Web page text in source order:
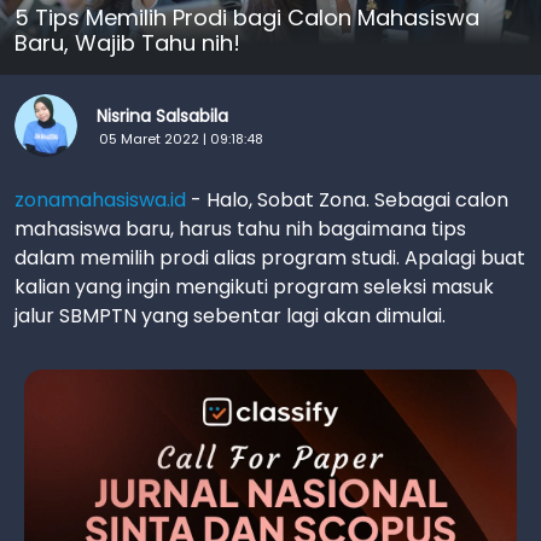
5 Tips Memilih Prodi bagi Calon Mahasiswa
Baru, Wajib Tahu nih!
Nisrina Salsabila
05 Maret 2022 | 09:18:48
zonamahasiswa.id - Halo, Sobat Zona. Sebagai calon
mahasiswa baru, harus tahu nih bagaimana tips
dalam memilih prodi alias program studi. Apalagi buat
kalian yang ingin mengikuti program seleksi masuk
jalur SBMPTN yang sebentar lagi akan dimulai.